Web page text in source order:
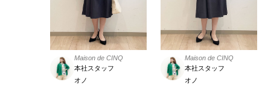
Maison de CINQ
本社スタッフ
オノ
Maison de CINQ
本社スタッフ
オノ